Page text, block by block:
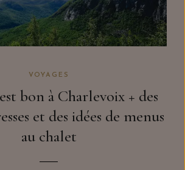
VOYAGES
bon à Charlevoix + des
et des idées de menus
au chalet